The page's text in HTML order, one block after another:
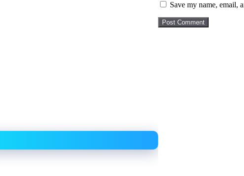
Save my name, email,